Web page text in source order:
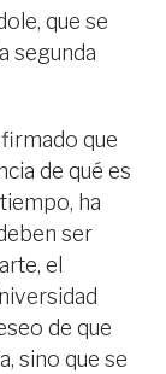
que se
segunda
que
de qué es
ha
ser
el
de que
sino que se